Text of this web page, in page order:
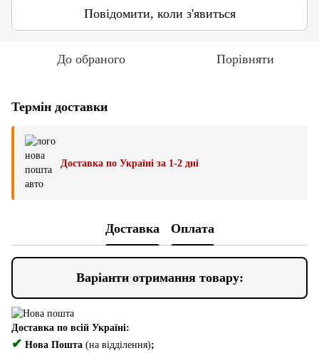
Повідомити, коли з'явиться
До обраного Порівняти
Термін доставки
Доставка по Україні за 1-2 дні
Доставка Оплата
Варіанти отримання товару:
Доставка по всій Україні:
✔ Нова Пошта (на відділення);